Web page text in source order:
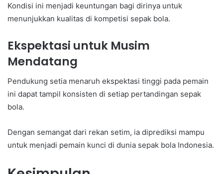
Kondisi ini menjadi keuntungan bagi dirinya untuk
menunjukkan kualitas di kompetisi sepak bola.
Ekspektasi untuk Musim
Mendatang
Pendukung setia menaruh ekspektasi tinggi pada pemain
ini dapat tampil konsisten di setiap pertandingan sepak
bola.
Dengan semangat dari rekan setim, ia diprediksi mampu
untuk menjadi pemain kunci di dunia sepak bola Indonesia.